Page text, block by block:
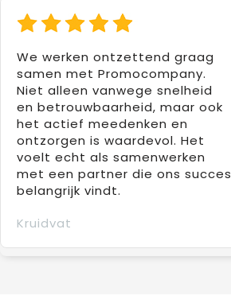
We werken ontzettend graag
samen met Promocompany.
Niet alleen vanwege snelheid
en betrouwbaarheid, maar ook
het actief meedenken en
ontzorgen is waardevol. Het
voelt echt als samenwerken
met een partner die ons succes
belangrijk vindt.
Kruidvat